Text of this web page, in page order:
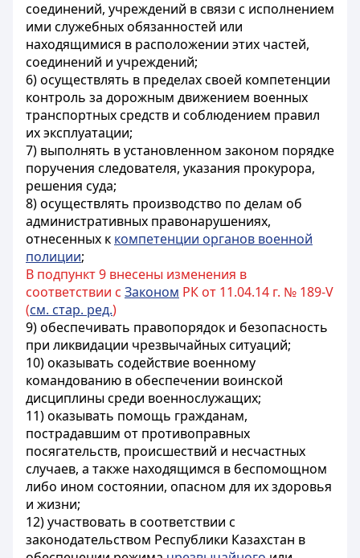
соединений, учреждений в связи с исполнением
ими служебных обязанностей или
находящимися в расположении этих частей,
соединений и учреждений;
6) осуществлять в пределах своей компетенции
контроль за дорожным движением военных
транспортных средств и соблюдением правил
их эксплуатации;
7) выполнять в установленном законом порядке
поручения следователя, указания прокурора,
решения суда;
8) осуществлять производство по делам об
административных правонарушениях,
отнесенных к компетенции органов военной
полиции;
В подпункт 9 внесены изменения в
соответствии с Законом РК от 11.04.14 г. № 189-V
(см. стар. ред.)
9) обеспечивать правопорядок и безопасность
при ликвидации чрезвычайных ситуаций;
10) оказывать содействие военному
командованию в обеспечении воинской
дисциплины среди военнослужащих;
11) оказывать помощь гражданам,
пострадавшим от противоправных
посягательств, происшествий и несчастных
случаев, а также находящимся в беспомощном
либо ином состоянии, опасном для их здоровья
и жизни;
12) участвовать в соответствии с
законодательством Республики Казахстан в